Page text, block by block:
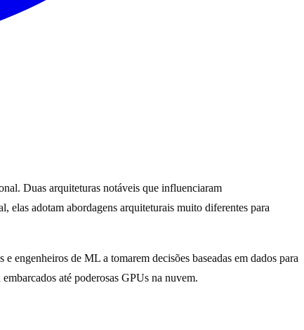
Duas arquiteturas notáveis que influenciaram
elas adotam abordagens arquiteturais muito diferentes para
engenheiros de ML a tomarem decisões baseadas em dados para
embarcados até poderosas GPUs na nuvem.